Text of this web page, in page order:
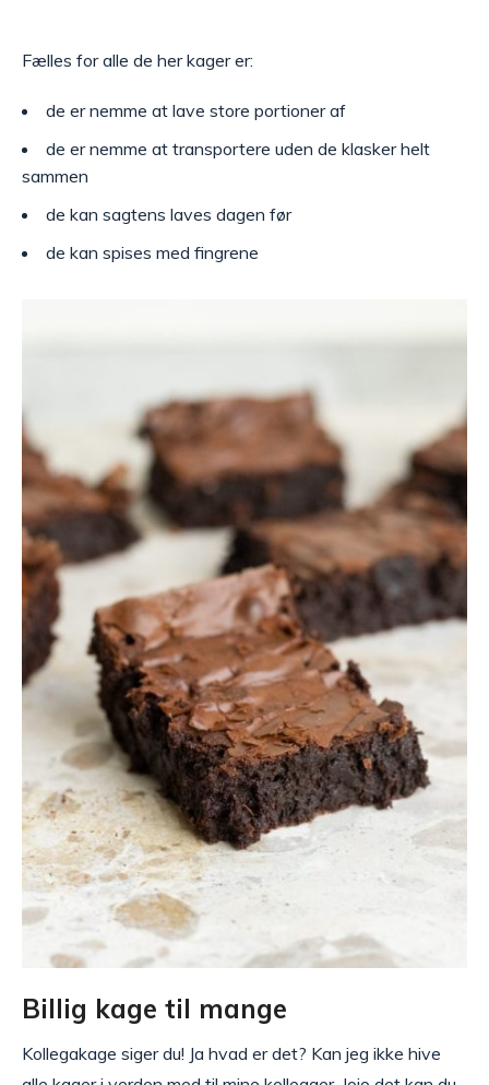
Fælles for alle de her kager er:
de er nemme at lave store portioner af
de er nemme at transportere uden de klasker helt
sammen
de kan sagtens laves dagen før
de kan spises med fingrene
Billig kage til mange
Kollegakage siger du! Ja hvad er det? Kan jeg ikke hive